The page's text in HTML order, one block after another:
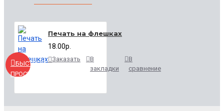
БЫСТРЫЙ
ПРОСМОТР
Печать на флешках
18.00р.
Заказать
В
закладки
В
сравнение